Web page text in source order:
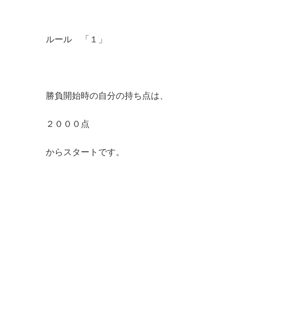
ルール 「１」
勝負開始時の自分の持ち点は、
２０００点
からスタートです。